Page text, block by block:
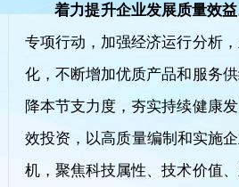
着力提升企业发展质量效益
专项行动，加强经济运行分析
化，不断增加优质产品和服务
降本节支力度，夯实持续健康
效投资，以高质量编制和实施
机，聚焦科技属性、技术价值